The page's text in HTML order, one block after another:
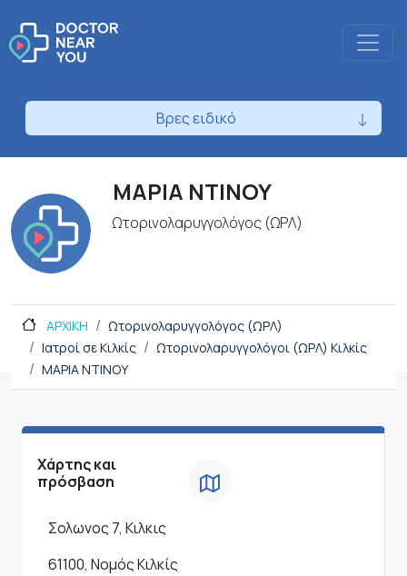
Βρες ειδικό
ΜΑΡΙΑ ΝΤΙΝΟΥ
Ωτορινολαρυγγολόγος (ΩΡΛ)
ΑΡΧΙΚΗ
Ωτορινολαρυγγολόγος (ΩΡΛ)
Ιατροί σε Κιλκίς
Ωτορινολαρυγγολόγοι (ΩΡΛ) Κιλκίς
ΜΑΡΙΑ ΝΤΙΝΟΥ
Χάρτης και
πρόσβαση
Σολωνος 7, Κιλκις
61100, Νομός Κιλκίς